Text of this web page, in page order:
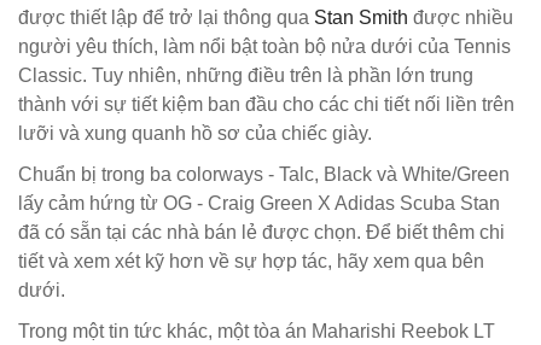
được thiết lập để trở lại thông qua Stan Smith được nhiều
người yêu thích, làm nổi bật toàn bộ nửa dưới của Tennis
Classic. Tuy nhiên, những điều trên là phần lớn trung
thành với sự tiết kiệm ban đầu cho các chi tiết nối liền trên
lưỡi và xung quanh hồ sơ của chiếc giày.
Chuẩn bị trong ba colorways - Talc, Black và White/Green
lấy cảm hứng từ OG - Craig Green X Adidas Scuba Stan
đã có sẵn tại các nhà bán lẻ được chọn. Để biết thêm chi
tiết và xem xét kỹ hơn về sự hợp tác, hãy xem qua bên
dưới.
Trong một tin tức khác, một tòa án Maharishi Reebok LT